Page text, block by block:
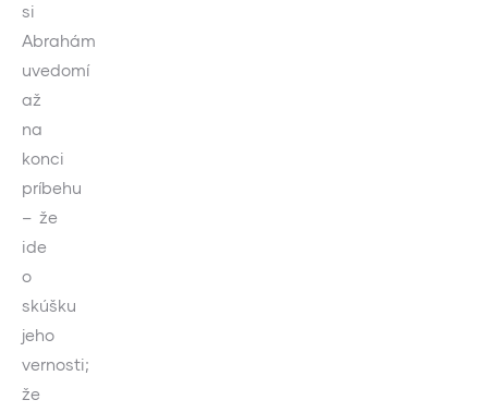
si
Abrahám
uvedomí
až
na
konci
príbehu
– že
ide
o
skúšku
jeho
vernosti;
že